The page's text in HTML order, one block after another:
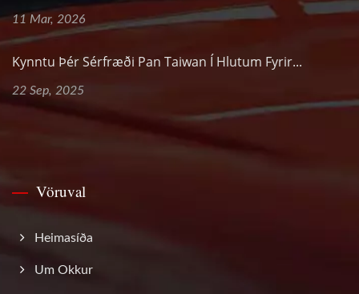
11 Mar, 2026
Kynntu Þér Sérfræði Pan Taiwan Í Hlutum Fyrir...
22 Sep, 2025
Vöruval
Heimasíða
Um Okkur